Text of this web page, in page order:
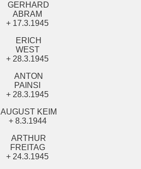
GERHARD
ABRAM
+ 17.3.1945
ERICH
WEST
+ 28.3.1945
ANTON
PAINSI
+ 28.3.1945
AUGUST KEIM
+ 8.3.1944
ARTHUR
FREITAG
+ 24.3.1945